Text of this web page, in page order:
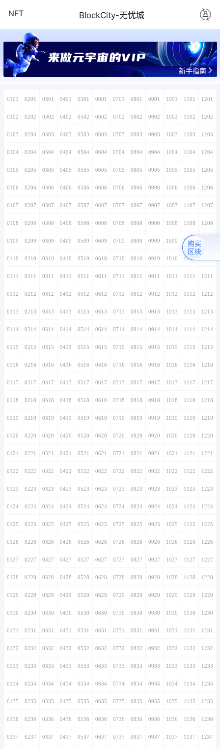
NFT BlockCity-无忧城
来做元宇宙的VIP
新手指南
0101 0201 0301 0401 0501 0601 0701 0801 0901 1001 1101 1201
0102 0202 0302 0402 0502 0602 0702 0802 0902 1002 1102 1202
0103 0203 0303 0403 0503 0603 0703 0803 0903 1003 1103 1203
0104 0204 0304 0404 0504 0604 0704 0804 0904 1004 1104 1204
0105 0205 0305 0405 0505 0605 0705 0805 0905 1005 1105 1205
0106 0206 0306 0406 0506 0606 0706 0806 0906 1006 1106 1206
0107 0207 0307 0407 0507 0607 0707 0807 0907 1007 1107 1207
0108 0208 0308 0408 0508 0608 0708 0808 0908 1008 1108 1208
0109 0209 0309 0409 0509 0609 0709 0809 0909 1009 1109
0110 0210 0310 0410 0510 0610 0710 0810 0910 1010 1110
0111 0211 0311 0411 0511 0611 0711 0811 0911 1011 1111 1211
0112 0212 0312 0412 0512 0612 0712 0812 0912 1012 1112 1212
0113 0213 0313 0413 0513 0613 0713 0813 0913 1013 1113 1213
0114 0214 0314 0414 0514 0614 0714 0814 0914 1014 1114 1214
0115 0215 0315 0415 0515 0615 0715 0815 0915 1015 1115 1215
0116 0216 0316 0416 0516 0616 0716 0816 0916 1016 1116 1216
0117 0217 0317 0417 0517 0617 0717 0817 0917 1017 1117 1217
0118 0218 0318 0418 0518 0618 0718 0818 0918 1018 1118 1218
0119 0219 0319 0419 0519 0619 0719 0819 0919 1019 1119 1219
0120 0220 0320 0420 0520 0620 0720 0820 0920 1020 1120 1220
0121 0221 0321 0421 0521 0621 0721 0821 0921 1021 1121 1221
0122 0222 0322 0422 0522 0622 0722 0822 0922 1022 1122 1222
0123 0223 0323 0423 0523 0623 0723 0823 0923 1023 1123 1223
0124 0224 0324 0424 0524 0624 0724 0824 0924 1024 1124 1224
0125 0225 0325 0425 0525 0625 0725 0825 0925 1025 1125 1225
0126 0226 0326 0426 0526 0626 0726 0826 0926 1026 1126 1226
0127 0227 0327 0427 0527 0627 0727 0827 0927 1027 1127 1227
0128 0228 0328 0428 0528 0628 0728 0828 0928 1028 1128 1228
0129 0229 0329 0429 0529 0629 0729 0829 0929 1029 1129 1229
0130 0230 0330 0430 0530 0630 0730 0830 0930 1030 1130 1230
0131 0231 0331 0431 0531 0631 0731 0831 0931 1031 1131 1231
0132 0232 0332 0432 0532 0632 0732 0832 0932 1032 1132 1232
0133 0233 0333 0433 0533 0633 0733 0833 0933 1033 1133 1233
0134 0234 0334 0434 0534 0634 0734 0834 0934 1034 1134 1234
0135 0235 0335 0435 0535 0635 0735 0835 0935 1035 1135 1235
0136 0236 0336 0436 0536 0636 0736 0836 0936 1036 1136 1236
0137 0237 0337 0437 0537 0637 0737 0837 0937 1037 1137 1237
购买
区块